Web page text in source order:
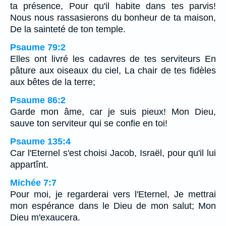
ta présence, Pour qu'il habite dans tes parvis!
Nous nous rassasierons du bonheur de ta maison,
De la sainteté de ton temple.
Psaume 79:2
Elles ont livré les cadavres de tes serviteurs En
pâture aux oiseaux du ciel, La chair de tes fidèles
aux bêtes de la terre;
Psaume 86:2
Garde mon âme, car je suis pieux! Mon Dieu,
sauve ton serviteur qui se confie en toi!
Psaume 135:4
Car l'Eternel s'est choisi Jacob, Israël, pour qu'il lui
appartînt.
Michée 7:7
Pour moi, je regarderai vers l'Eternel, Je mettrai
mon espérance dans le Dieu de mon salut; Mon
Dieu m'exaucera.